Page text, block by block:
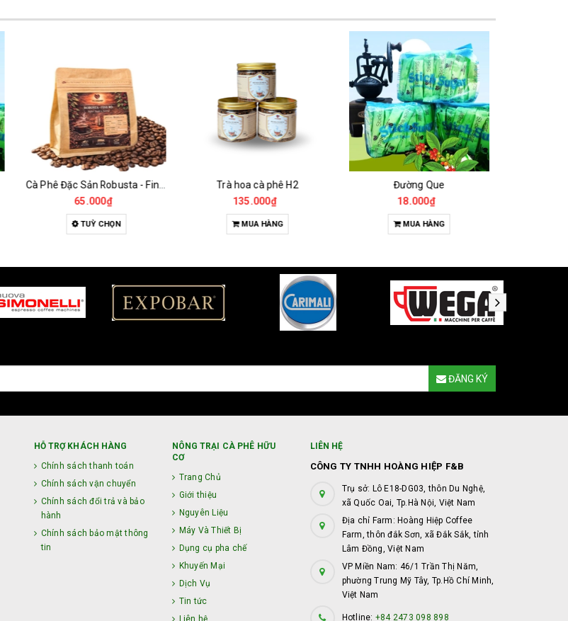
Cà Phê Đặc Sản Robusta - Fine Robusta Anaerobic
65.000₫
TUỲ CHỌN
Trà hoa cà phê H2
135.000₫
MUA HÀNG
Đường Que
18.000₫
MUA HÀNG
ĐĂNG KÝ
HỖ TRỢ KHÁCH HÀNG
Chính sách thanh toán
Chính sách vận chuyển
Chính sách đổi trả và bảo
hành
Chính sách bảo mật thông
tin
NÔNG TRẠI CÀ PHÊ HỮU
CƠ
Trang Chủ
Giới thiệu
Nguyên Liệu
Máy Và Thiết Bị
Dụng cụ pha chế
Khuyến Mại
Dịch Vụ
Tin tức
Liên hệ
LIÊN HỆ
CÔNG TY TNHH HOÀNG HIỆP F&B
Trụ sở: Lô E18-DG03, thôn Du Nghệ,
xã Quốc Oai, Tp.Hà Nội, Việt Nam
Địa chỉ Farm: Hoàng Hiệp Coffee
Farm, thôn đắk Sơn, xã Đắk Sắk, tỉnh
Lâm Đồng, Việt Nam
VP Miền Nam: 46/1 Trần Thị Năm,
phường Trung Mỹ Tây, Tp.Hồ Chí Minh,
Việt Nam
Hotline: +84 2473 098 898